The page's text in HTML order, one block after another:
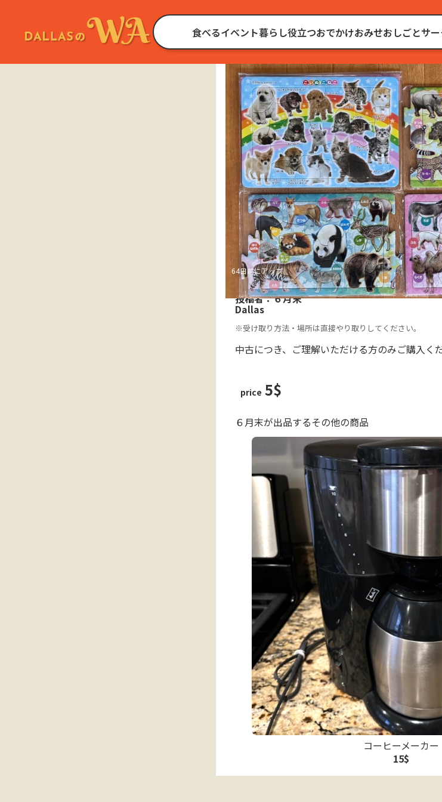
食べるイベント暮らし役立つおでかけおみせおしごとサ
64日前にアップ
投稿者：６月末
Dallas
※受け取り方法・場所は直接やり取りしてください。
中古につき、ご理解いただける方のみご購入く
price 5$
６月末が出品するその他の商品
コーヒーメーカー
15$